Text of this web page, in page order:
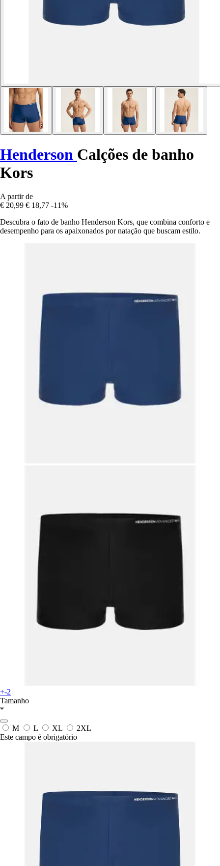
Henderson Calções de banho
Kors
A partir de
€ 20,99 € 18,77 -11%
Descubra o fato de banho Henderson Kors, que combina conforto e
desempenho para os apaixonados por natação que buscam estilo.
+-2
Tamanho
*
M L XL
2XL
Este campo é obrigatório